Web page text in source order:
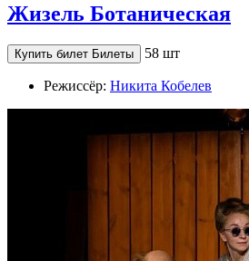
Жизель Ботаническая
Купить билет Билеты 58 шт
Режиссёр: Никита Кобелев